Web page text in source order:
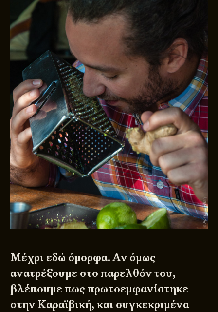
Μέχρι εδώ όμορφα. Αν όμως
ανατρέξουμε στο παρελθόν του,
βλέπουμε πως πρωτοεμφανίστηκε
στην Καραϊβική, και συγκεκριμένα